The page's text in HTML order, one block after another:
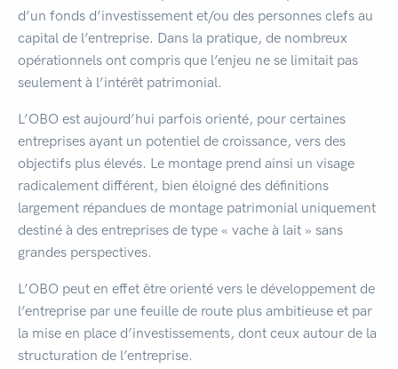
d’un fonds d’investissement et/ou des personnes clefs au
capital de l’entreprise. Dans la pratique, de nombreux
opérationnels ont compris que l’enjeu ne se limitait pas
seulement à l’intérêt patrimonial.
L’OBO est aujourd’hui parfois orienté, pour certaines
entreprises ayant un potentiel de croissance, vers des
objectifs plus élevés. Le montage prend ainsi un visage
radicalement différent, bien éloigné des définitions
largement répandues de montage patrimonial uniquement
destiné à des entreprises de type « vache à lait » sans
grandes perspectives.
L’OBO peut en effet être orienté vers le développement de
l’entreprise par une feuille de route plus ambitieuse et par
la mise en place d’investissements, dont ceux autour de la
structuration de l’entreprise.